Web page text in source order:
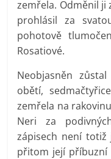
zemřela. Odměnil ji
prohlásil za
pohotově
Rosatiové.
Neobjasněn
obětí,
zemřela na
Neri za
zápisech není totiž
přitom její příbuzní